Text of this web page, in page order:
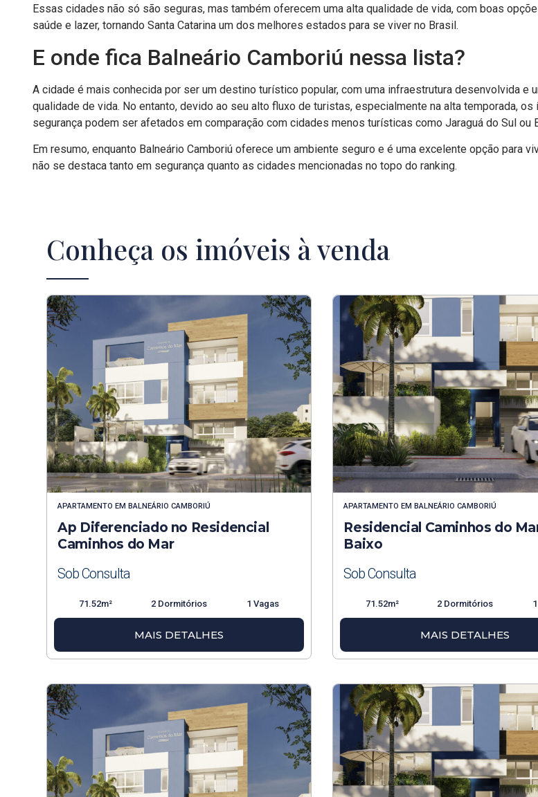
Essas cidades não só são seguras, mas também oferecem uma alta qualidade de vida, com boas
saúde e lazer, tornando Santa Catarina um dos melhores estados para se viver no Brasil.
E onde fica Balneário Camboriú nessa lista?
A cidade é mais conhecida por ser um destino turístico popular, com uma infraestrutura desenvolvida e
qualidade de vida. No entanto, devido ao seu alto fluxo de turistas, especialmente na alta temporada, os
segurança podem ser afetados em comparação com cidades menos turísticas como Jaraguá do Sul ou
Em resumo, enquanto Balneário Camboriú oferece um ambiente seguro e é uma excelente opção para
não se destaca tanto em segurança quanto as cidades mencionadas no topo do ranking.
Conheça os imóveis à venda
APARTAMENTO EM BALNEÁRIO CAMBORIÚ
Ap Diferenciado no Residencial
Caminhos do Mar
Sob Consulta
71.52m² 2 Dormitórios 1 Vagas
MAIS DETALHES
APARTAMENTO EM BALNEÁRIO CAMBORIÚ
Residencial Caminhos do
Baixo
Sob Consulta
71.52m² 2 Dormitórios
MAIS DETALHES